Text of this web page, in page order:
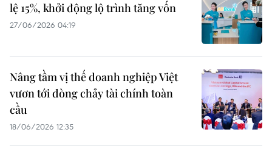
lệ 15%, khởi động lộ trình tăng vốn
27/06/2026 04:19
Nâng tầm vị thế doanh nghiệp Việt
vươn tới dòng chảy tài chính toàn
cầu
18/06/2026 12:35